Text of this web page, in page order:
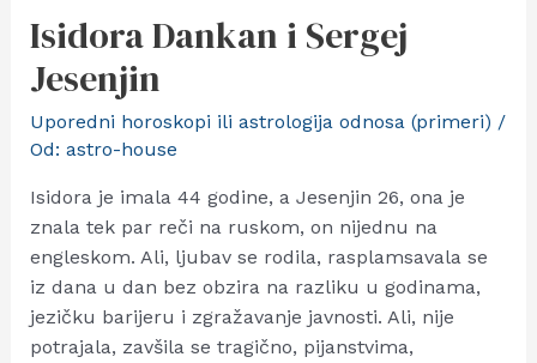
Isidora Dankan i Sergej
Jesenjin
Uporedni horoskopi ili astrologija odnosa (primeri) /
Od: astro-house
Isidora je imala 44 godine, a Jesenjin 26, ona je
znala tek par reči na ruskom, on nijednu na
engleskom. Ali, ljubav se rodila, rasplamsavala se
iz dana u dan bez obzira na razliku u godinama,
jezičku barijeru i zgražavanje javnosti. Ali, nije
potrajala, zavšila se tragično, pijanstvima,